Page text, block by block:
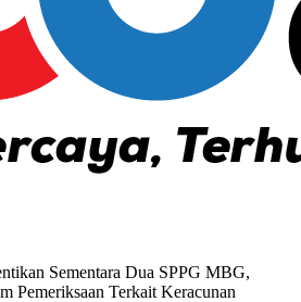
Sementara Dua SPPG MBG,
Pemeriksaan Terkait Keracunan